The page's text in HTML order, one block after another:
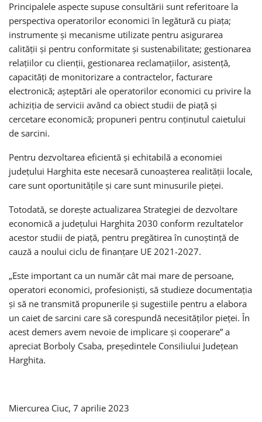
Principalele aspecte supuse consultării sunt referitoare la
perspectiva operatorilor economici în legătură cu piața;
instrumente și mecanisme utilizate pentru asigurarea
calității și pentru conformitate și sustenabilitate; gestionarea
relațiilor cu clienții, gestionarea reclamațiilor, asistență,
capacități de monitorizare a contractelor, facturare
electronică; așteptări ale operatorilor economici cu privire la
achiziția de servicii având ca obiect studii de piaţă şi
cercetare economică; propuneri pentru conținutul caietului
de sarcini.
Pentru dezvoltarea eficientă și echitabilă a economiei
județului Harghita este necesară cunoașterea realității locale,
care sunt oportunitățile și care sunt minusurile pieței.
Totodată, se dorește actualizarea Strategiei de dezvoltare
economică a județului Harghita 2030 conform rezultatelor
acestor studii de piață, pentru pregătirea în cunoștință de
cauză a noului ciclu de finanțare UE 2021-2027.
„Este important ca un număr cât mai mare de persoane,
operatori economici, profesioniști, să studieze documentația
și să ne transmită propunerile și sugestiile pentru a elabora
un caiet de sarcini care să corespundă necesităților pieței. În
acest demers avem nevoie de implicare și cooperare” a
apreciat Borboly Csaba, președintele Consiliului Județean
Harghita.
Miercurea Ciuc, 7 aprilie 2023